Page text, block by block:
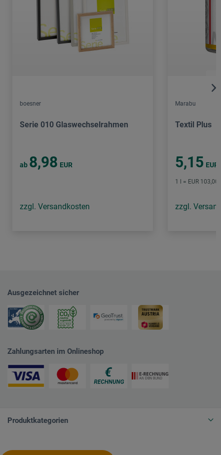
boesner
Serie 010 Glaswechselrahmen
ab 8,98 EUR
zzgl. Versandkosten
Marabu
Textil Plus
5,15 EUR
1 l = EUR
zzgl.
Ausgezeichnet sicher
Zahlungsarten im Onlineshop
Produktkategorien